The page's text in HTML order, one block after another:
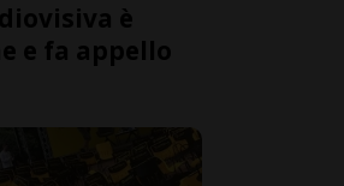
è
e fa appello